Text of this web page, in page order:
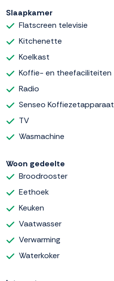
Slaapkamer
Flatscreen televisie
Kitchenette
Koelkast
Koffie- en theefaciliteiten
Radio
Senseo Koffiezetapparaat
TV
Wasmachine
Woon gedeelte
Broodrooster
Eethoek
Keuken
Vaatwasser
Verwarming
Waterkoker